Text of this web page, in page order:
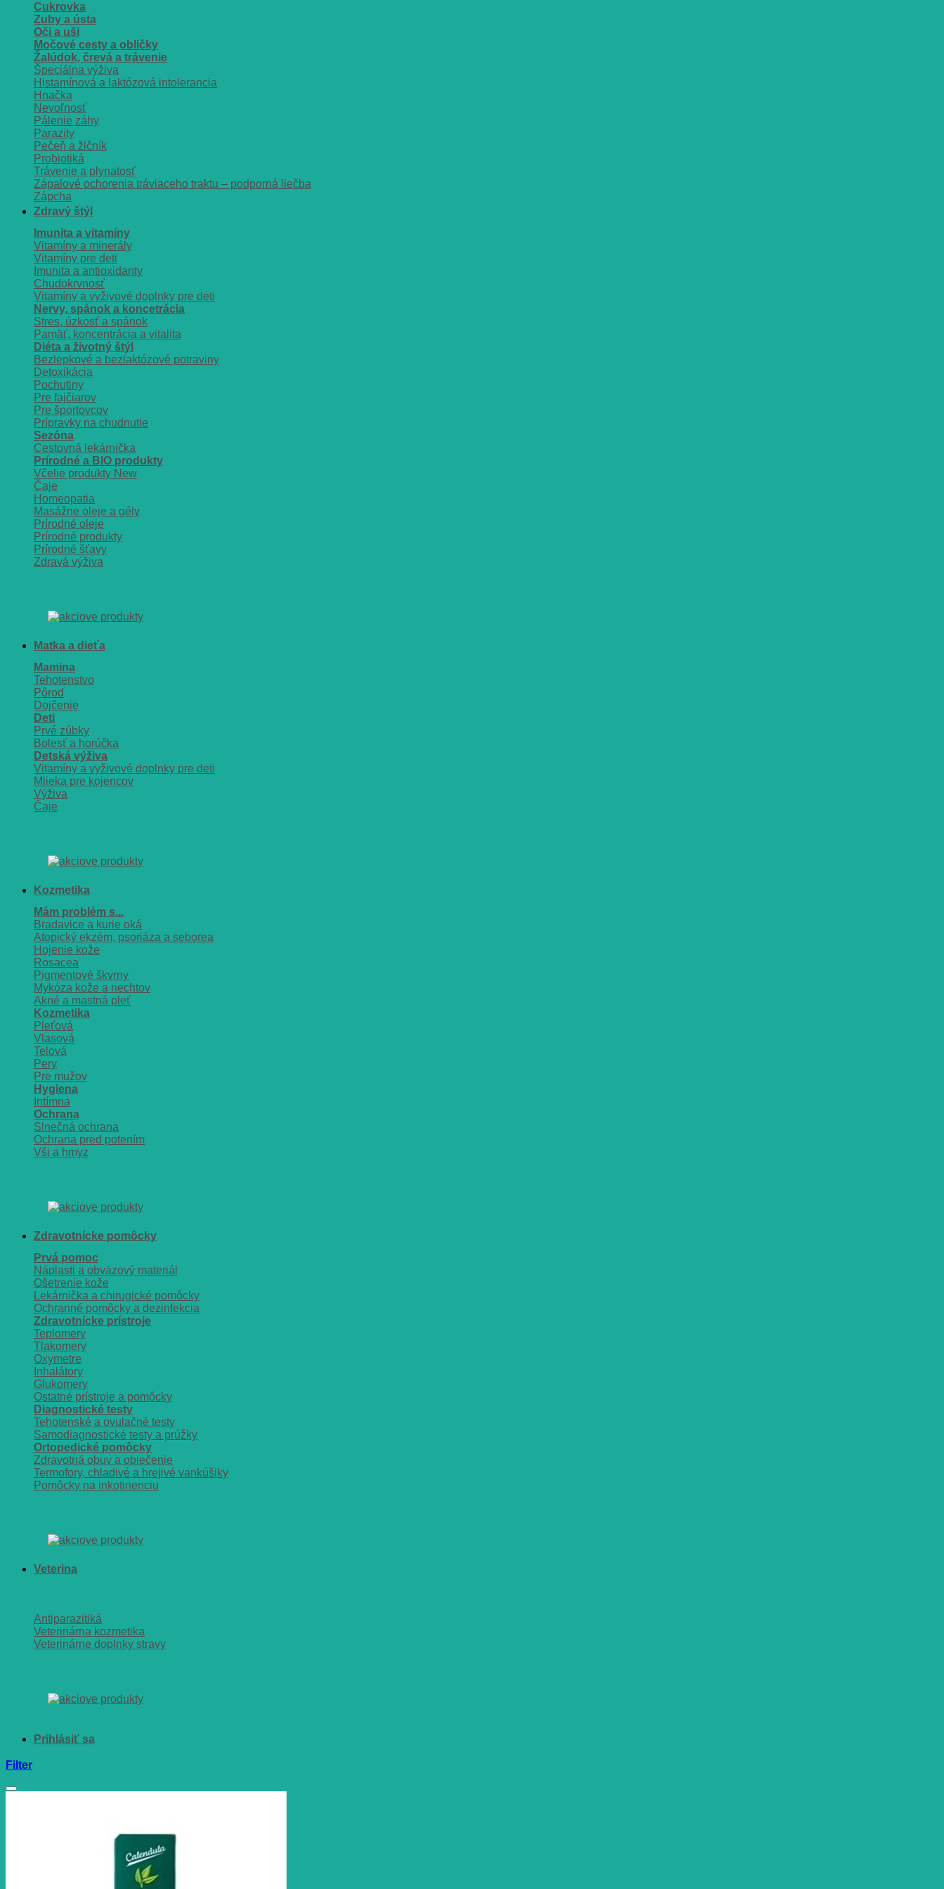
Cukrovka
Zuby a ústa
Oči a uši
Močové cesty a obličky
Žalúdok, črevá a trávenie
Špeciálna výživa
Histamínová a laktózová intolerancia
Hnačka
Nevoľnosť
Pálenie záhy
Parazity
Pečeň a žlčník
Probiotiká
Trávenie a plynatosť
Zápalové ochorenia tráviaceho traktu – podporná liečba
Zápcha
Zdravý štýl
Imunita a vitamíny
Vitamíny a minerály
Vitamíny pre deti
Imunita a antioxidanty
Chudokrvnosť
Vitamíny a vyživové doplnky pre deti
Nervy, spánok a koncetrácia
Stres, úzkosť a spánok
Pamäť, koncentrácia a vitalita
Diéta a životný štýl
Bezlepkové a bezlaktózové potraviny
Detoxikácia
Pochutiny
Pre fajčiarov
Pre športovcov
Prípravky na chudnutie
Sezóna
Cestovná lekárnička
Prírodné a BIO produkty
Včelie produkty
Čaje
Homeopatia
Masážne oleje a gély
Prírodné oleje
Prírodné produkty
Prírodné šťavy
Zdravá výživa
Matka a dieťa
Mamina
Tehotenstvo
Pôrod
Dojčenie
Deti
Prvé zúbky
Bolesť a horúčka
Detská výživa
Vitamíny a vyživové doplnky pre deti
Mlieka pre kojencov
Výživa
Čaje
Kozmetika
Mám problém s...
Bradavice a kurie oká
Atopický ekzém, psoriáza a seborea
Hojenie kože
Rosacea
Pigmentové škvrny
Mykóza kože a nechtov
Akné a mastná pleť
Kozmetika
Pleťová
Vlasová
Telová
Pery
Pre mužov
Hygiena
Intímna
Ochrana
Slnečná ochrana
Ochrana pred potením
Vši a hmyz
Zdravotnícke pomôcky
Prvá pomoc
Náplasti a obväzový materiál
Ošetrenie kože
Lekárnička a chirugické pomôcky
Ochranné pomôcky a dezinfekcia
Zdravotnícke prístroje
Teplomery
Tlakomery
Oxymetre
Inhalátory
Glukomery
Ostatné prístroje a pomôcky
Diagnostické testy
Tehotenské a ovulačné testy
Samodiagnostické testy a prúžky
Ortopedické pomôcky
Zdravotná obuv a oblečenie
Termofory, chladivé a hrejivé vankúšiky
Pomôcky na inkotinenciu
Veterina
Antiparazitiká
Veterinárna kozmetika
Veterinárne doplnky stravy
Filter